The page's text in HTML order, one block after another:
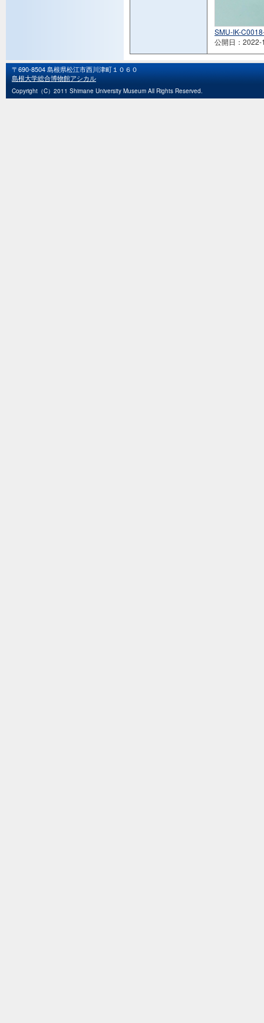
SMU-IK-
公開日：2022-
〒690-8504 島根県松江市西川津町１０６０
島根大学総合博物館アシカル
Copyright（C）2011 Shimane University Museum All Rights Reserved.